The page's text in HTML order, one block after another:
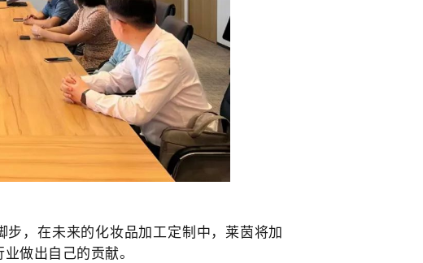
，在未来的化妆品加工定制中，莱茵将加
做出自己的贡献。